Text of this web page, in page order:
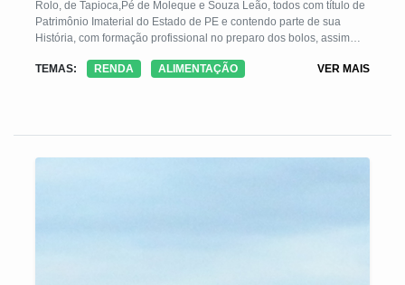
Rolo, de Tapioca,Pé de Moleque e Souza Leão, todos com título de
Patrimônio Imaterial do Estado de PE e contendo parte de sua
História, com formação profissional no preparo dos bolos, assim
Atendendo a mulheres rurais e urbanas em situação de risco e
habilitadas e fornecendo bolos para a merenda escolar através do
TEMAS: RENDA ALIMENTAÇÃO VER MAIS